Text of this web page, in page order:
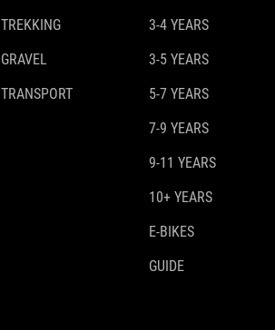
TREKKING
GRAVEL
TRANSPORT
3-4 YEARS
3-5 YEARS
5-7 YEARS
7-9 YEARS
9-11 YEARS
10+ YEARS
E-BIKES
GUIDE